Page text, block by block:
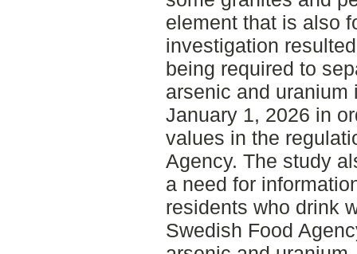
element that is also
investigation
being required to
arsenic and uranium
January 1, 2026 in
values in the
Agency. The study
a need for
residents who drink
Swedish Food